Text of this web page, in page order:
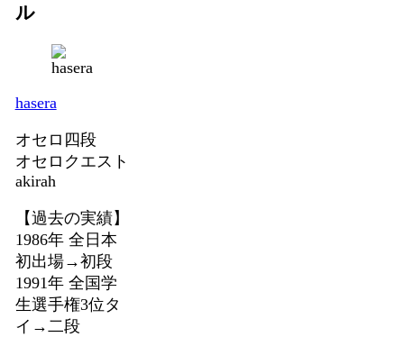
ル
hasera
オセロ四段
オセロクエスト
akirah
【過去の実績】
1986年 全日本
初出場→初段
1991年 全国学
生選手権3位タ
イ→二段